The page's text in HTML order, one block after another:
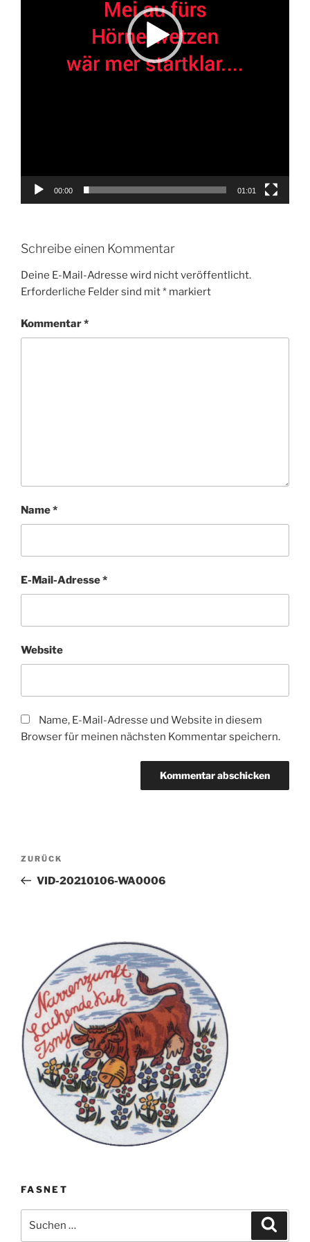
00:00 01:01
Schreibe einen Kommentar
Deine E-Mail-Adresse wird nicht veröffentlicht.
Erforderliche Felder sind mit* markiert
Kommentar*
Name*
E-Mail-Adresse*
Website
Name, E-Mail-Adresse und Website in diesem
Browser für meinen nächsten Kommentar speichern.
Beitragsnavigation
Vorheriger
Beitrag
ZURÜCK
VID-20210106-WA0006
FASNET
nach: